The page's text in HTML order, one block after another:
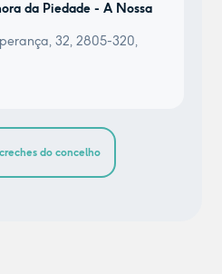
da Piedade - A Nossa
32, 2805-320,
do concelho